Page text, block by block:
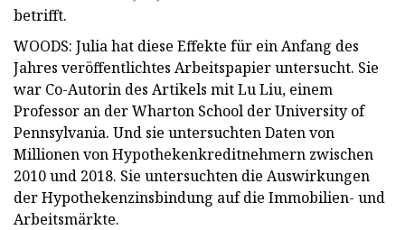
betrifft.
WOODS: Julia hat diese Effekte für ein Anfang des
Jahres veröffentlichtes Arbeitspapier untersucht. Sie
war Co-Autorin des Artikels mit Lu Liu, einem
Professor an der Wharton School der University of
Pennsylvania. Und sie untersuchten Daten von
Millionen von Hypothekenkreditnehmern zwischen
2010 und 2018. Sie untersuchten die Auswirkungen
der Hypothekenzinsbindung auf die Immobilien- und
Arbeitsmärkte.